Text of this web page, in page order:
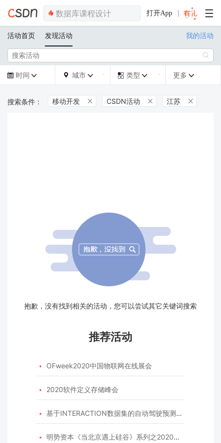
打开App
活动首页 发现活动 我的活动

 时间   城市   类型  更多 
移动开发  CSDN活动  江苏 
抱歉，没有找到相关的活动，您可以尝试其它关键词搜索
推荐活动
 OFweek2020中国物联网在线展会
 2020软件定义存储峰会
 基于INTERACTION数据集的自动驾驶预测模型挑战赛
 明势资本《当北京遇上硅谷》系列之2020年度开源峰会